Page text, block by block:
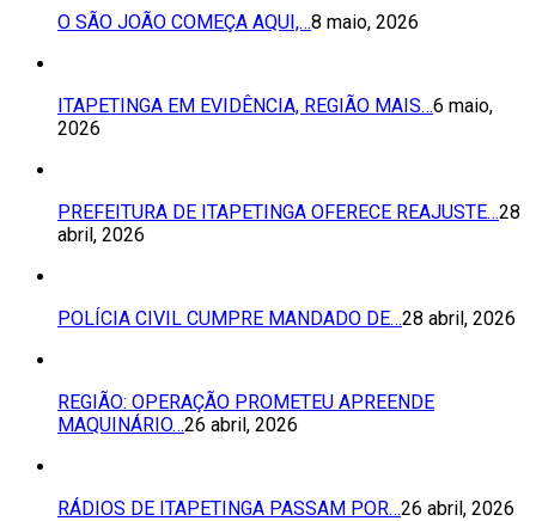
O SÃO JOÃO COMEÇA AQUI,…8 maio, 2026
ITAPETINGA EM EVIDÊNCIA, REGIÃO MAIS…6 maio,
2026
PREFEITURA DE ITAPETINGA OFERECE REAJUSTE…28
abril, 2026
POLÍCIA CIVIL CUMPRE MANDADO DE…28 abril, 2026
REGIÃO: OPERAÇÃO PROMETEU APREENDE
MAQUINÁRIO…26 abril, 2026
RÁDIOS DE ITAPETINGA PASSAM POR…26 abril, 2026